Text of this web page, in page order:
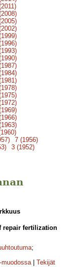
7 (1956)
3 (1952)
repair fertilization
;
| Tekijät